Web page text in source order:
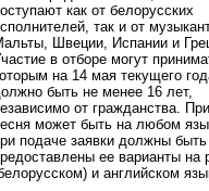
как от белорусских
так и от
Швеции, Испании и
в отборе могут
на 14 мая текущего
быть не менее 16 лет,
от гражданства.
может быть на любом
подаче заявки должны быть
ее варианты на
и английском